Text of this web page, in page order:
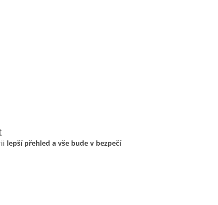
lepší přehled a vše bude v bezpečí